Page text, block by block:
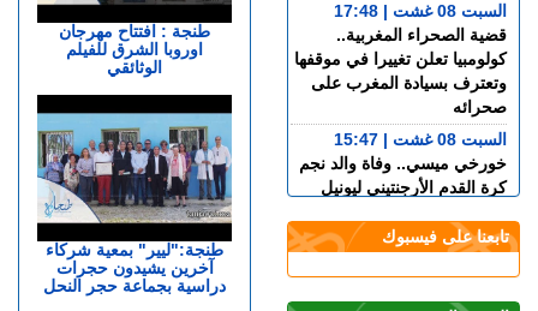
طنجة : افتتاح مهرجان
اوروبا الشرق للفيلم
الوثائقي
طنجة:"ليير" بمعية شركاء
آخرين يشيدون حجرات
دراسية بجماعة حجر النحل
السبت 08 غشت | 17:48
قضية الصحراء المغربية..
كولومبيا تعلن تغييرا في موقفها
وتعترف بسيادة المغرب على
صحرائه
السبت 08 غشت | 15:47
خورخي ميسي.. وفاة والد نجم
كرة القدم الأرجنتيني ليونيل
السبت 08 غشت | 14:49
تابعنا على فيسبوك